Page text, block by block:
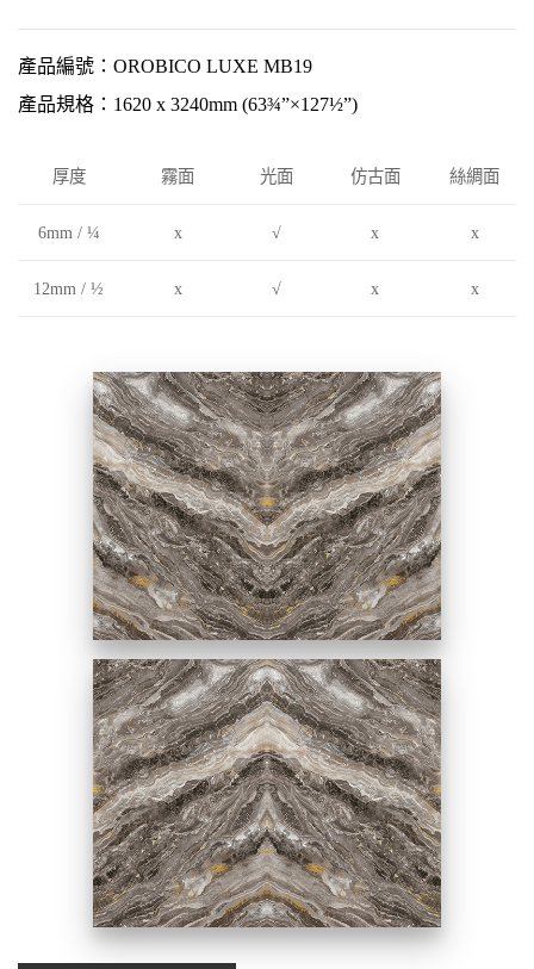
產品編號：OROBICO LUXE MB19
產品規格：1620 x 3240mm (63¾”×127½”)
厚度 霧面 光面 仿古面 絲綢面
6mm / ¼ x √ x x
12mm / ½ x √ x x
對花
對花